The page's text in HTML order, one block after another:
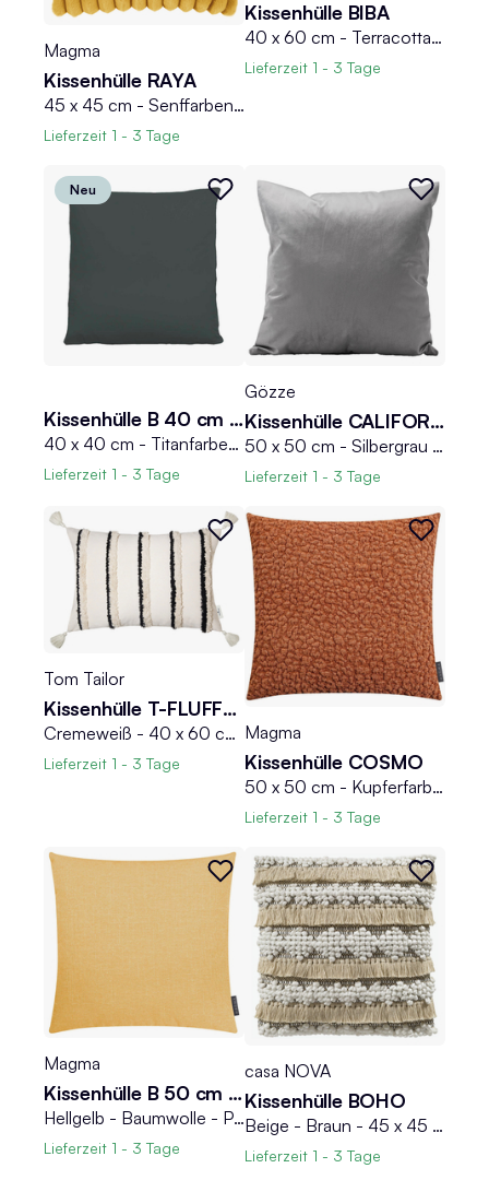
Magma
Kissenhülle RAYA
45 x 45 cm - Senffarben - Samtoptik - mit Reißverschluss
Lieferzeit 1 - 3 Tage
Kissenhülle BIBA
40 x 60 cm - Terracotta - Baumwolle - Leinen - mit Reißverschluss
Lieferzeit 1 - 3 Tage
Neu
Kissenhülle B 40 cm MIKO
40 x 40 cm - Titanfarben - Feinjersey - mit Reißverschluss
Lieferzeit 1 - 3 Tage
Gözze
Kissenhülle CALIFORNIA
50 x 50 cm - Silbergrau - Polyester - Samtoptik
Lieferzeit 1 - 3 Tage
Tom Tailor
Kissenhülle T-FLUFFY STRIPE
Cremeweiß - 40 x 60 cm - mit Reißverschluss
Lieferzeit 1 - 3 Tage
Magma
Kissenhülle COSMO
50 x 50 cm - Kupferfarben - Musterung mit 3D-Effekt - Samtoptik
Lieferzeit 1 - 3 Tage
Magma
Kissenhülle B 50 cm RIVA
Hellgelb - Baumwolle - Polyester - 50 x 50 cm - mit Reißverschluss
Lieferzeit 1 - 3 Tage
casa NOVA
Kissenhülle BOHO
Beige - Braun - 45 x 45 cm - mit Quasten und Pompoms
Lieferzeit 1 - 3 Tage